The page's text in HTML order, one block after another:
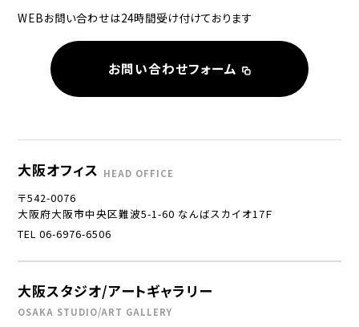
WEBお問い合わせは24時間受け付けております
お問い合わせフォーム
大阪オフィス HEAD OFFICE
〒542-0076
大阪府大阪市中央区難波5-1-60 なんばスカイオ17Ｆ
TEL 06-6976-6506
大阪スタジオ/アートギャラリー
OSAKA STUDIO/ART GALLERY